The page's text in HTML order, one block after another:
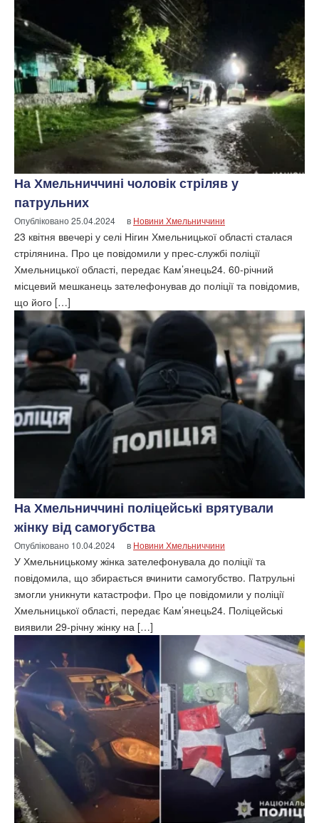
На Хмельниччині чоловік стріляв у
патрульних
Опубліковано25.04.2024 в Новини Хмельниччини
23 квітня ввечері у селі Нігин Хмельницької області сталася
стрілянина. Про це повідомили у прес-службі поліції
Хмельницької області, передає Кам’янець24. 60-річний
місцевий мешканець зателефонував до поліції та повідомив,
що його […]
На Хмельниччині поліцейські врятували
жінку від самогубства
Опубліковано 10.04.2024 в Новини Хмельниччини
У Хмельницькому жінка зателефонувала до поліції та
повідомила, що збирається вчинити самогубство. Патрульні
змогли уникнути катастрофи. Про це повідомили у поліції
Хмельницької області, передає Кам’янець24. Поліцейські
виявили 29-річну жінку на […]